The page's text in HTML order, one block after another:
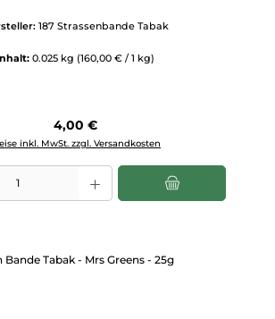
187 Strassenbande Tabak
0.025 kg (160,00 € / 1 kg)
Regulärer Preis:
4,00 €
inkl. MwSt. zzgl. Versandkosten
Gib den gewünschten Wert ein oder benutze die